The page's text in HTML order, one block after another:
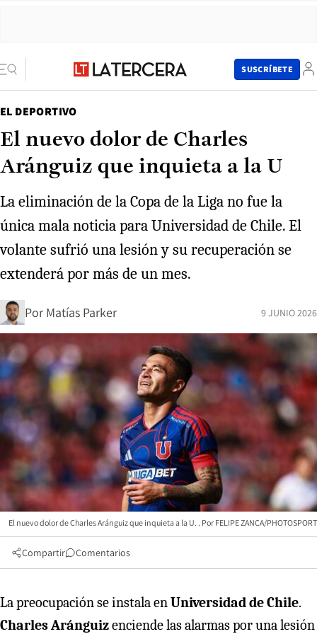
SUSCRÍBETE
EL DEPORTIVO
El nuevo dolor de Charles
Aránguiz que inquieta a la U
La eliminación de la Copa de la Liga no fue la
única mala noticia para Universidad de Chile. El
volante sufrió una lesión y su recuperación se
extenderá por más de un mes.
Por Matías Parker 9 JUNIO 2026
El nuevo dolor de Charles Aránguiz que inquieta a la U. FELIPE ZANCA/PHOTOSPORT
Compartir Comentarios
La preocupación se instala enUniversidad de Chile.
Charles Aránguizenciende las alarmas por una lesión